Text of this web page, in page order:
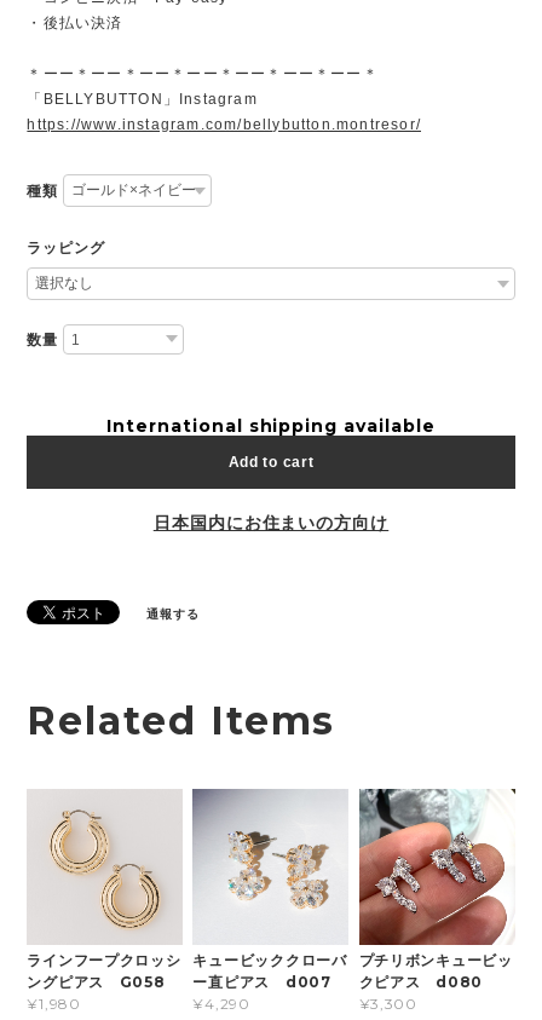
・後払い決済
＊ーー＊ーー＊ーー＊ーー＊ーー＊ーー＊ーー＊
「BELLYBUTTON」Instagram
https://www.instagram.com/bellybutton.montresor/
種類
ラッピング
数量
International shipping available
Add to cart
日本国内にお住まいの方向け
通報する
Related Items
ラインフープクロッシ
ングピアス G058
¥1,980
キュービッククローバ
ー直ピアス d007
¥4,290
プチリボンキュービッ
クピアス d080
¥3,300